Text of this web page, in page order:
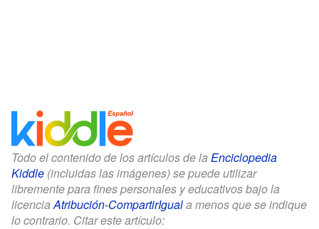
Todo el contenido de los artículos de la Enciclopedia
Kiddle (incluidas las imágenes) se puede utilizar
libremente para fines personales y educativos bajo la
licenciaAtribución-CompartirIguala menos que se indique
lo contrario. Citar este artículo: